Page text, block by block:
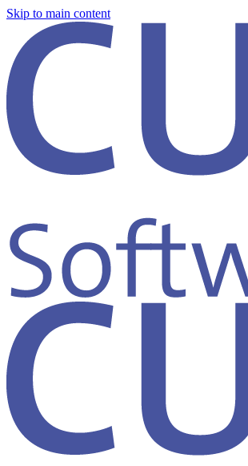
Skip to main content